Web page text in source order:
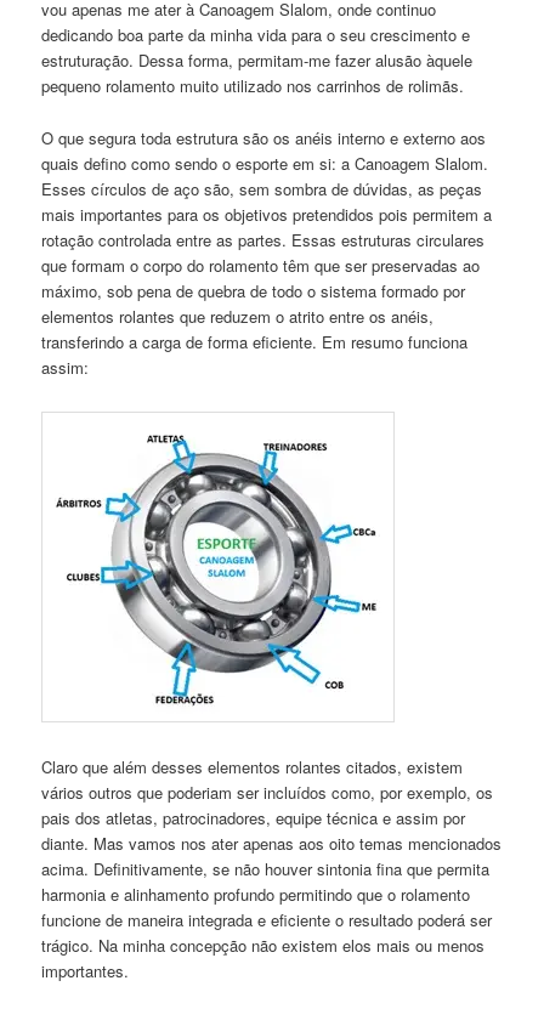
vou apenas me ater à Canoagem Slalom, onde continuo
dedicando boa parte da minha vida para o seu crescimento e
estruturação. Dessa forma, permitam-me fazer alusão àquele
pequeno rolamento muito utilizado nos carrinhos de rolimãs.
O que segura toda estrutura são os anéis interno e externo aos
quais defino como sendo o esporte em si: a Canoagem Slalom.
Esses círculos de aço são, sem sombra de dúvidas, as peças
mais importantes para os objetivos pretendidos pois permitem a
rotação controlada entre as partes. Essas estruturas circulares
que formam o corpo do rolamento têm que ser preservadas ao
máximo, sob pena de quebra de todo o sistema formado por
elementos rolantes que reduzem o atrito entre os anéis,
transferindo a carga de forma eficiente. Em resumo funciona
assim:
Claro que além desses elementos rolantes citados, existem
vários outros que poderiam ser incluídos como, por exemplo, os
pais dos atletas, patrocinadores, equipe técnica e assim por
diante. Mas vamos nos ater apenas aos oito temas mencionados
acima. Definitivamente, se não houver sintonia fina que permita
harmonia e alinhamento profundo permitindo que o rolamento
funcione de maneira integrada e eficiente o resultado poderá ser
trágico. Na minha concepção não existem elos mais ou menos
importantes.